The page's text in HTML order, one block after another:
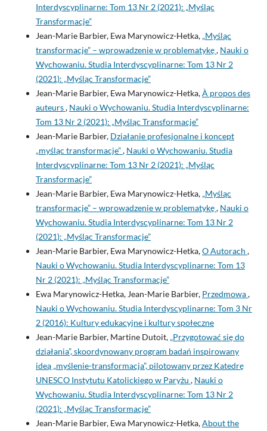
Interdyscyplinarne: Tom 13 Nr 2 (2021): „Myśląc
Transformacje”
Jean-Marie Barbier, Ewa Marynowicz-Hetka, „Myśląc
transformacje” – wprowadzenie w problematykę, Nauki o
Wychowaniu. Studia Interdyscyplinarne: Tom 13 Nr 2
(2021): „Myśląc Transformacje”
Jean-Marie Barbier, Ewa Marynowicz-Hetka,À propos des
auteurs, Nauki o Wychowaniu. Studia Interdyscyplinarne:
Tom 13 Nr 2 (2021): „Myśląc Transformacje”
Jean-Marie Barbier, Działanie profesjonalne i koncept
„myśląc transformacje”, Nauki o Wychowaniu. Studia
Interdyscyplinarne: Tom 13 Nr 2 (2021): „Myśląc
Transformacje”
Jean-Marie Barbier, Ewa Marynowicz-Hetka, „Myśląc
transformacje” – wprowadzenie w problematykę, Nauki o
Wychowaniu. Studia Interdyscyplinarne: Tom 13 Nr 2
(2021): „Myśląc Transformacje”
Jean-Marie Barbier, Ewa Marynowicz-Hetka,O Autorach ,
Nauki o Wychowaniu. Studia Interdyscyplinarne: Tom 13
Nr 2 (2021): „Myśląc Transformacje”
Ewa Marynowicz-Hetka, Jean-Marie Barbier, Przedmowa,
Nauki o Wychowaniu. Studia Interdyscyplinarne: Tom 3 Nr
2 (2016): Kultury edukacyjne i kultury społeczne
Jean-Marie Barbier, Martine Dutoit, „Przygotować się do
działania”, skoordynowany program badań inspirowany
ideą „myślenie-transformacja”, pilotowany przez Katedrę
UNESCO Instytutu Katolickiego w Paryżu , Nauki o
Wychowaniu. Studia Interdyscyplinarne: Tom 13 Nr 2
(2021): „Myśląc Transformacje”
Jean-Marie Barbier, Ewa Marynowicz-Hetka,About the